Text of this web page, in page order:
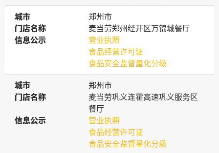
城市
城市
郑州市
门店名称
门店名称
麦当劳郑州经开区万锦城餐厅
信息公示
信息公示
营业执照
食品经营许可证
食品安全监督量化分级
城市
城市
郑州市
门店名称
门店名称
麦当劳巩义连霍高速巩义服务区
餐厅
信息公示
信息公示
营业执照
食品经营许可证
食品安全监督量化分级